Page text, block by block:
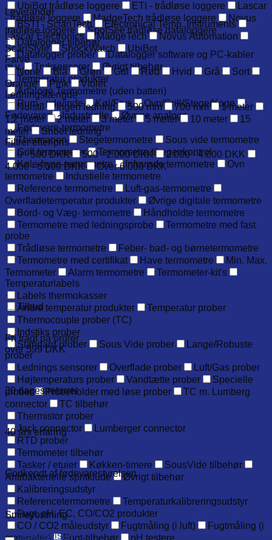
UbiBot trådløse loggere
ETI - trådløse loggere
Lascar
- trådløse loggere
MadgeTech trådløse loggere
Novus
trådløse loggere
SpotSee trådløse dataloggere
Datalogger tilbehør
Datalogger prober
Datalogger software og PC-kabler
m.v.
Tryksensorer
Øvrigt tilbehør
Temperatur produkter
Analoge Termometre (uden batteri)
Rum - ude/inde
Køl/Frys
Ovn/Grill/Stege/Koge
Fødevarer
Industrielle
Øvrige analoge
Fødevare-termometre
Thermapen
Stegetermometre
Sous vide termometre
Grill termometer
Termometre til egenkontrol
Køle-fryse-termometre
Infrarøde termometre
Ovn
termometre
Industielle termometre
Reference termometre
Luft-gas-termometre
Overfladetemperatur produkter
Øvrige digitale termometre
Bord- og Væg- termometre
Håndholdte termometre
Termometre med ledningsprobe
Termometre med fast
probe
Trådløse termometre
Feber- bad- og børnetermometre
Termometre med certifikat
Have termometre
Min. Max.
Termometer
Alarm termometre
Termometer-kit's
Temperaturlabels
Labels thermokasser
Andre temperatur produkter
Temperatur prober
Thermocouple prober (TC)
Indstiks prober
Standard prober
Sous Vide prober
Lange/Robuste
prober
Lednings sensorer
Overflade prober
Luft/Gas prober
Højtemperaturs prober
Vandtætte prober
Specielle
prober
Probeholder med løse prober
TC m. Lumberg
connector
TC tilbehør
Thermistor prober
Jack connector
Lumberger connector
RTD prober
Termometer tilbehør
Tasker / etuier
Køkken-timere
SousVide tilbehør
Antibakterielle spritklude
Øvrigt tilbehør
Kalibreringsudstyr
Referencetermometre
Temperaturkalibreringsudstyr
Fugt, pH, EC, CO/CO2 produkter
CO / CO2 måleudstyr
Fugtmåling (i luft)
Fugtmåling (i
Leverandør
BSTI - ScianTech
Electronical Temp. Instruments
Lascar Electronics
MadgeTech
Novus Automation
ScanStyle
ShockWatch
UbiBot
Farve
None
Blå Grøn Gul Rød Hvid Grå
Sort
Orange
Pink
Violet
Ledningslængde
Nulstil
Ingen ledning 500 mm 700 mm
1 meter
1,2 meter
2 meter 3 meter 5 meter 10 meter
15
meter
Snoet ledning
Filtrer efter pris
0 - 500 DKK
500 - 2.000 DKK
2.000 - 4.000 DKK
4.000 - 6.000 DKK
Over 6.000 DKK
Tilbud
Fri fragt på ordrer
over 599 DKK
30 dages returret
40 års erfaring
Godkendt af fødevarestyrelsen
Smileyordning
Beskrivelse